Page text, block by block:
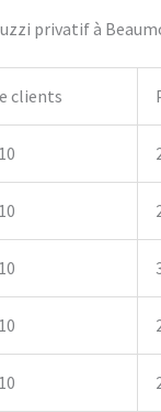
privatif à
clients